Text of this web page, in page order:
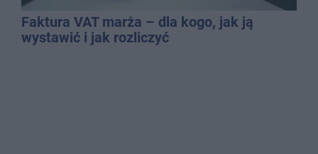
Faktura VAT marża – dla kogo, jak ją
wystawić i jak rozliczyć